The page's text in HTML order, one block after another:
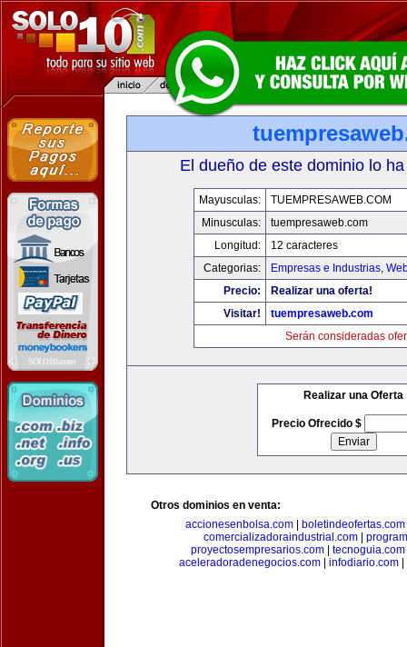
El dueño de este dominio lo
Mayusculas:
TUEMPRESAWEB.COM
Minusculas:
tuempresaweb.com
Longitud:
12 caracteres
Categorias:
Empresas e Industrias,
Precio:
Realizar una oferta!
Visitar!
tuempresaweb.com
Serán consideradas
Realizar una Oferta
Precio Ofrecido $
Otros dominios en venta:
accionesenbolsa.com
boletindeofertas.com
comercializadoraindustrial.com
proyectosempresarios.com
tecnoguia.com
aceleradoradenegocios.com| infodiario.com|